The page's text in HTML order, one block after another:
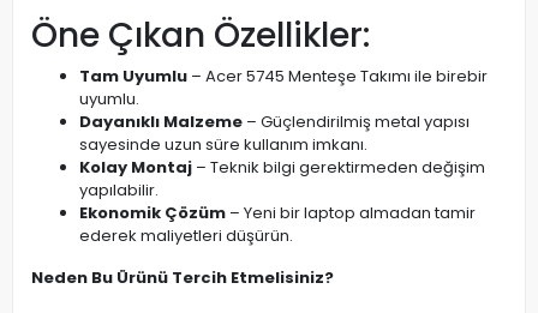
Öne Çıkan Özellikler:
Tam Uyumlu – Acer 5745 Menteşe Takımı ile birebir
uyumlu.
Dayanıklı Malzeme – Güçlendirilmiş metal yapısı
sayesinde uzun süre kullanım imkanı.
Kolay Montaj – Teknik bilgi gerektirmeden değişim
yapılabilir.
Ekonomik Çözüm – Yeni bir laptop almadan tamir
ederek maliyetleri düşürün.
Neden Bu Ürünü Tercih Etmelisiniz?